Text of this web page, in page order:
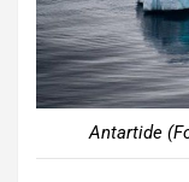
Antartide